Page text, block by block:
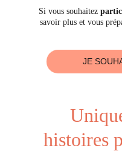
Si vous souhaitez
savoir plus et vous
JE
histoires